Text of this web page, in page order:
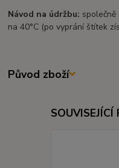
Návod na údržbu:
na 40°C (po vyprání štítek
Původ zboží